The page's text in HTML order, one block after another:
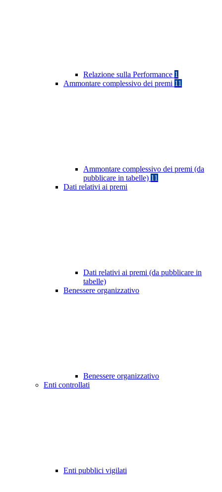
Relazione sulla Performance 1
Ammontare complessivo dei premi 11
Ammontare complessivo dei premi (da
pubblicare in tabelle) 11
Dati relativi ai premi
Dati relativi ai premi (da pubblicare in
tabelle)
Benessere organizzativo
Benessere organizzativo
Enti controllati
Enti pubblici vigilati